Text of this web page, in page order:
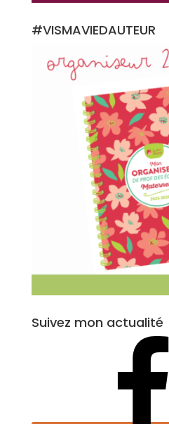
#VISMAVIEDAUTEUR
Suivez mon actualité